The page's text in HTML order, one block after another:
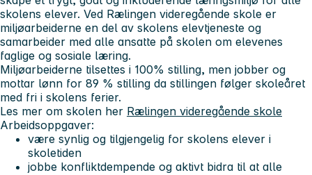
skolens elever. Ved Rælingen videregående skole er
miljøarbeiderne en del av skolens elevtjeneste og
samarbeider med alle ansatte på skolen om elevenes
faglige og sosiale læring.
Miljøarbeiderne tilsettes i 100% stilling, men jobber og
mottar lønn for 89 % stilling da stillingen følger skoleåret
med fri i skolens ferier.
Les mer om skolen her Rælingen videregående skole
Arbeidsoppgaver:
være synlig og tilgjengelig for skolens elever i
skoletiden
jobbe konfliktdempende og aktivt bidra til at alle